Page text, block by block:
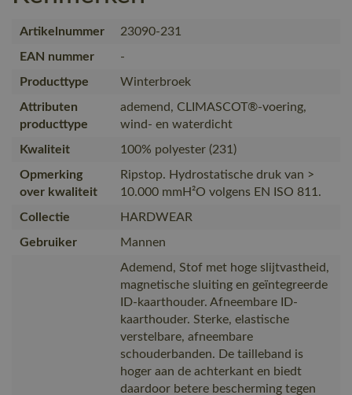
Artikelnummer
23090-231
EAN nummer
-
Producttype
Winterbroek
Attributen
producttype
ademend, CLIMASCOT®-voering,
wind- en waterdicht
Kwaliteit
100% polyester (231)
Opmerking
over kwaliteit
Ripstop. Hydrostatische druk van >
10.000 mmH²O volgens EN ISO 811.
Collectie
HARDWEAR
Gebruiker
Mannen
Ademend, Stof met hoge slijtvastheid,
magnetische sluiting en geïntegreerde
ID-kaarthouder. Afneembare ID-
kaarthouder. Sterke, elastische
verstelbare, afneembare
schouderbanden. De tailleband is
hoger aan de achterkant en biedt
daardoor betere bescherming tegen